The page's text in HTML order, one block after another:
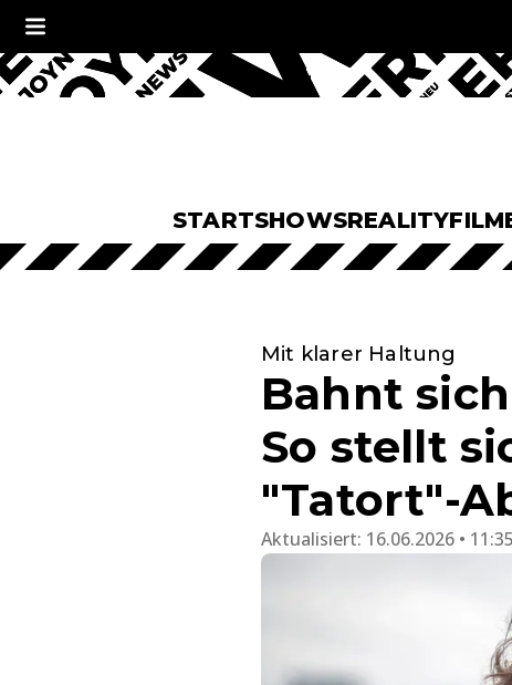
STARTSHOWSREALITY
Mit klarer Haltung
Bahnt
So stellt
"Tatort"-
Aktualisiert: 16.06.2026 •